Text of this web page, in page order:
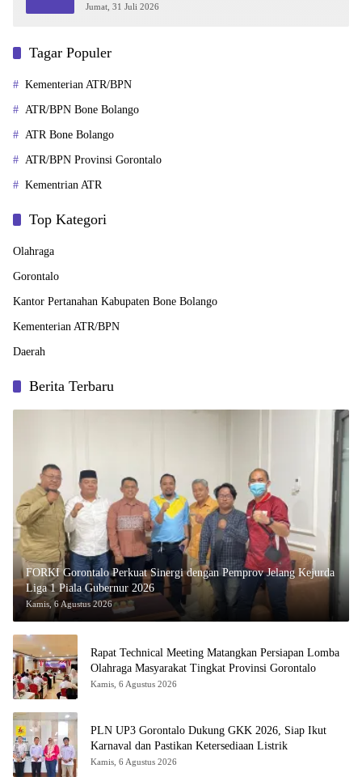
Jumat, 31 Juli 2026
Tagar Populer
Kementerian ATR/BPN
ATR/BPN Bone Bolango
ATR Bone Bolango
ATR/BPN Provinsi Gorontalo
Kementrian ATR
Top Kategori
Olahraga
Gorontalo
Kantor Pertanahan Kabupaten Bone Bolango
Kementerian ATR/BPN
Daerah
Berita Terbaru
FORKI Gorontalo Perkuat Sinergi dengan Pemprov Jelang Kejurda
Liga 1 Piala Gubernur 2026
Kamis, 6 Agustus 2026
Rapat Technical Meeting Matangkan Persiapan Lomba
Olahraga Masyarakat Tingkat Provinsi Gorontalo
Kamis, 6 Agustus 2026
PLN UP3 Gorontalo Dukung GKK 2026, Siap Ikut
Karnaval dan Pastikan Ketersediaan Listrik
Kamis, 6 Agustus 2026